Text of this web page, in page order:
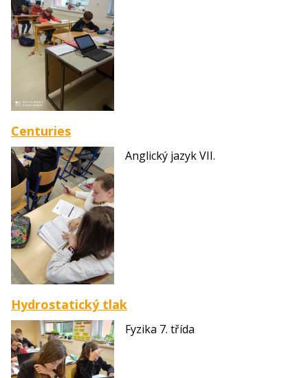
Centuries
Anglický jazyk VII.
Hydrostatický tlak
Fyzika 7. třída